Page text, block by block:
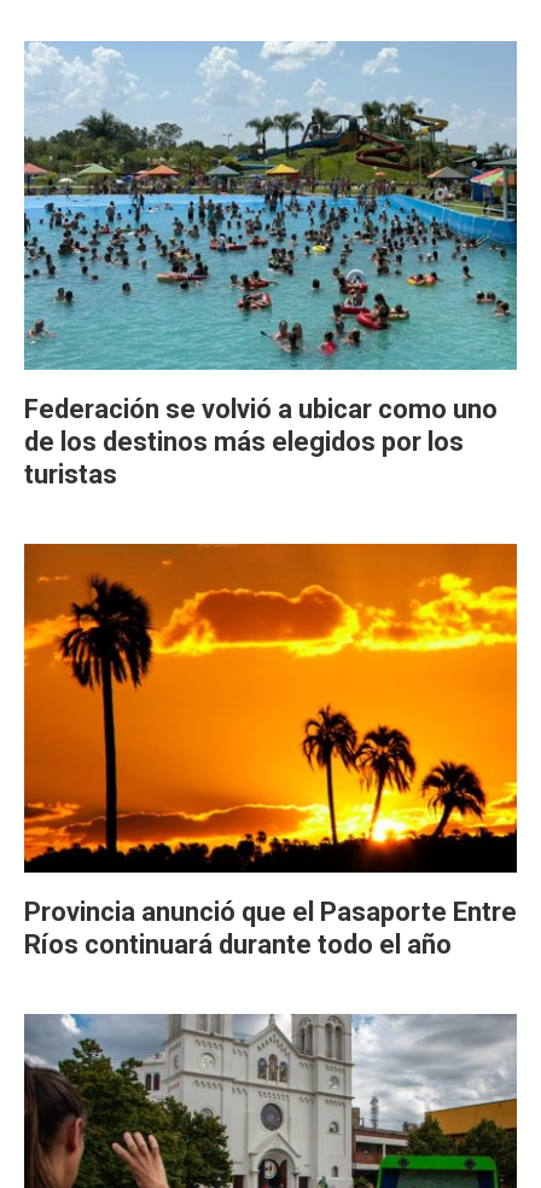
Federación se volvió a ubicar como uno
de los destinos más elegidos por los
turistas
Provincia anunció que el Pasaporte Entre
Ríos continuará durante todo el año